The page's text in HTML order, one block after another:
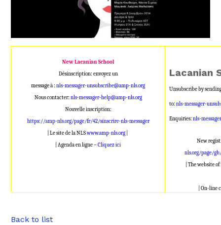
New Lacanian School
Désinscription: envoyez un
message à :nls-messager-unsubscribe@amp-nls.org
Nous contacter: nls-messager-help@amp-nls.org
Nouvelle inscription:
https://amp-nls.org/page/fr/42/sinscrire-nls-messager
| Le site de la NLSwww.amp-nls.org
| Agenda en ligne –Cliquez ici
Lacanian
Unsubscribe by
to: nls-messager-
Enquiries: nls-
New
nls.org/page/
| The website
| On-line
Back to list